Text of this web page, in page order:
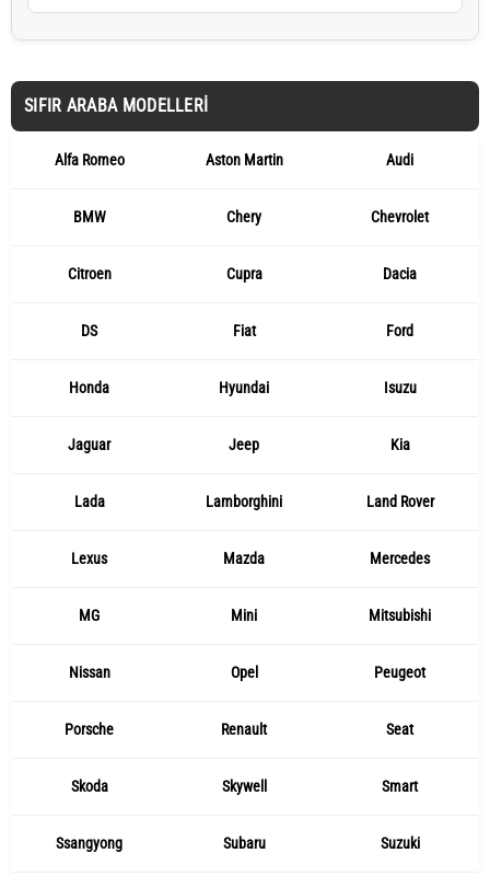
SIFIR ARABA MODELLERI
Alfa Romeo Aston Martin Audi
BMW Chery Chevrolet
Citroen Cupra Dacia
DS Fiat Ford
Honda Hyundai Isuzu
Jaguar Jeep Kia
Lada Lamborghini Land Rover
Lexus Mazda Mercedes
MG Mini Mitsubishi
Nissan Opel Peugeot
Porsche Renault Seat
Skoda Skywell Smart
Ssangyong Subaru Suzuki